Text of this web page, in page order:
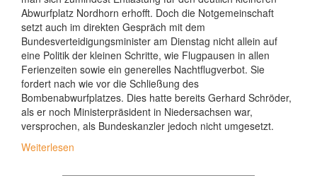
Abwurfplatz Nordhorn erhofft. Doch die Notgemeinschaft
setzt auch im direkten Gespräch mit dem
Bundesverteidigungsminister am Dienstag nicht allein auf
eine Politik der kleinen Schritte, wie Flugpausen in allen
Ferienzeiten sowie ein generelles Nachtflugverbot. Sie
fordert nach wie vor die Schließung des
Bombenabwurfplatzes. Dies hatte bereits Gerhard Schröder,
als er noch Ministerpräsident in Niedersachsen war,
versprochen, als Bundeskanzler jedoch nicht umgesetzt.
Weiterlesen